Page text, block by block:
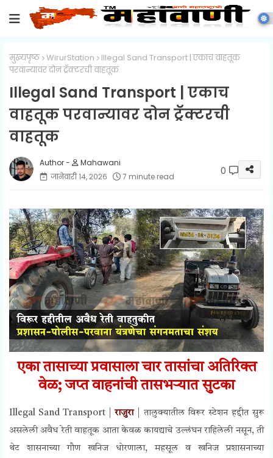
मुख्यपृष्ठ WirurStation
Illegal Sand Transport | एकाच वाहतूक
परवान्यावर दोन ट्रॅक्टरची वाहतूक
Illegal Sand Transport | एकाच
वाहतूक परवान्यावर दोन ट्रॅक्टरची
वाहतूक
Mahawani
जानेवारी १४, २०२६
7 minute read 0
एका तासाच्या प्रवासाला चार तासांचा अतिरिक्त
वेळ;जप्त वाहनांचीतासभऱ्यात सुटका
Illegal Sand Transport | राजुरा| तालुक्यातील विरूर स्टेशन हद्दीत सुरू
असलेली अवैध रेती वाहतूक आता केवळ कायद्याचे उल्लंघन राहिलेली नसून, ती
थेट शासनाच्या गौण खनिज धोरणाला, महसूल व खनिज प्रशासनाच्या